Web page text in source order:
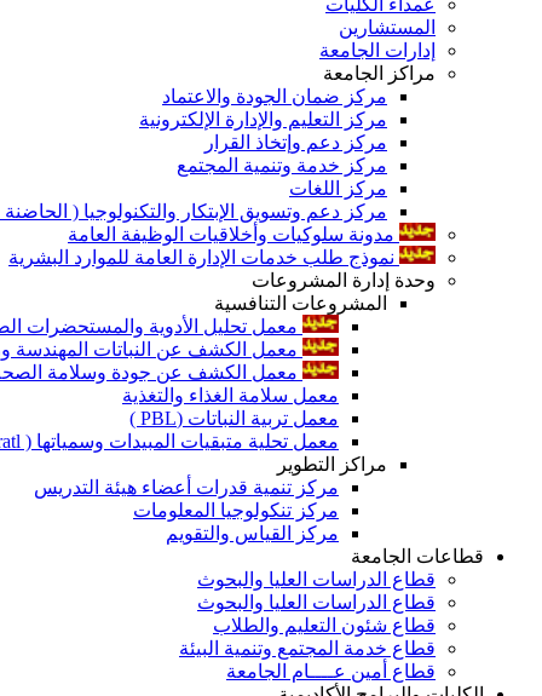
المستشارين
إدارات الجامعة
مراكز الجامعة
مركز ضمان الجودة والاعتماد
مركز التعليم والإدارة الإلكترونية
مركز دعم وإتخاذ القرار
مركز خدمة وتنمية المجتمع
مركز اللغات
مركز دعم وتسويق الإبتكار والتكنولوجيا ( الحاضنة
مدونة سلوكيات وأخلاقيات الوظيفة العامة
نموذج طلب خدمات الإدارة العامة للموارد البشرية
وحدة إدارة المشروعات
المشروعات التنافسية
معمل تحليل الأدوية والمستحضرات
معمل الكشف عن النباتات المهندسة
معمل الكشف عن جودة وسلامة الصحة
معمل سلامة الغذاء والتغذية
معمل تربية النباتات (PBL )
معمل تحلية متبقيات المبيدات وسمياتها ( Pratl )
مراكز التطوير
مركز تنمية قدرات أعضاء هيئة التدريس
مركز تنكولوجيا المعلومات
مركز القياس والتقويم
قطاعات الجامعة
قطاع الدراسات العليا والبحوث
قطاع الدراسات العليا والبحوث
قطاع شئون التعليم والطلاب
قطاع خدمة المجتمع وتنمية البيئة
قطاع أمين عــــام الجامعة